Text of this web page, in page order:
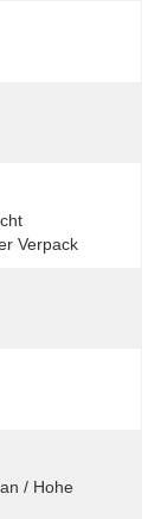
Verpack
/ Hohe